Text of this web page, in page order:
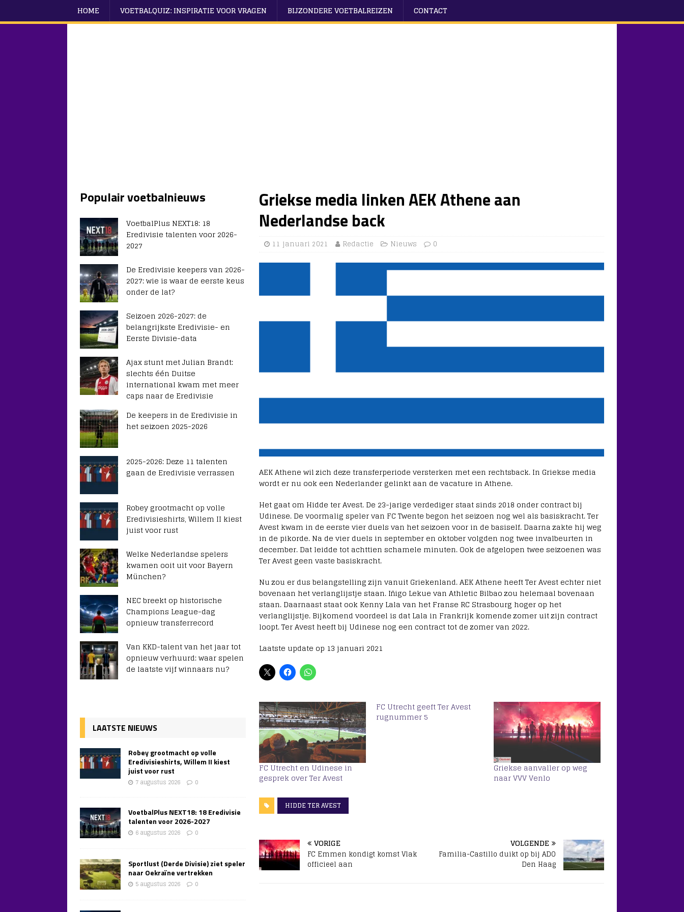
HOME VOETBALQUIZ: INSPIRATIE VOOR VRAGEN BIJZONDERE VOETBALREIZEN CONTACT
Griekse media linken AEK Athene aan
Nederlandse back
11 januari 2021 Redactie Nieuws 0
AEK Athene wil zich deze transferperiode versterken met een rechtsback. In Griekse media
wordt er nu ook een Nederlander gelinkt aan de vacature in Athene.
Het gaat om Hidde ter Avest. De 23-jarige verdediger staat sinds 2018 onder contract bij
Udinese. De voormalig speler van FC Twente begon het seizoen nog wel als basiskracht. Ter
Avest kwam in de eerste vier duels van het seizoen voor in de basiself. Daarna zakte hij weg
in de pikorde. Na de vier duels in september en oktober volgden nog twee invalbeurten in
december. Dat leidde tot achttien schamele minuten. Ook de afgelopen twee seizoenen was
Ter Avest geen vaste basiskracht.
Nu zou er dus belangstelling zijn vanuit Griekenland. AEK Athene heeft Ter Avest echter niet
bovenaan het verlanglijstje staan. Iñigo Lekue van Athletic Bilbao zou helemaal bovenaan
staan. Daarnaast staat ook Kenny Lala van het Franse RC Strasbourg hoger op het
verlanglijstje. Bijkomend voordeel is dat Lala in Frankrijk komende zomer uit zijn contract
loopt. Ter Avest heeft bij Udinese nog een contract tot de zomer van 2022.
Laatste update op 13 januari 2021
FC Utrecht en Udinese in
gesprek over Ter Avest
FC Utrecht geeft Ter Avest
rugnummer 5
Griekse aanvaller op weg
naar VVV Venlo
HIDDE TER AVEST
VORIGE
FC Emmen kondigt komst Vlak
officieel aan
VOLGENDE
Familia-Castillo duikt op bij ADO
Den Haag
Populair voetbalnieuws
VoetbalPlus NEXT18: 18
Eredivisie talenten voor 2026-
2027
De Eredivisie keepers van 2026-
2027: wie is waar de eerste keus
onder de lat?
Seizoen 2026-2027: de
belangrijkste Eredivisie- en
Eerste Divisie-data
Ajax stunt met Julian Brandt:
slechts één Duitse
international kwam met meer
caps naar de Eredivisie
De keepers in de Eredivisie in
het seizoen 2025-2026
2025-2026: Deze 11 talenten
gaan de Eredivisie verrassen
Robey grootmacht op volle
Eredivisieshirts, Willem II kiest
juist voor rust
Welke Nederlandse spelers
kwamen ooit uit voor Bayern
München?
NEC breekt op historische
Champions League-dag
opnieuw transferrecord
Van KKD-talent van het jaar tot
opnieuw verhuurd: waar spelen
de laatste vijf winnaars nu?
LAATSTE NIEUWS
Robey grootmacht op volle
Eredivisieshirts, Willem II kiest
juist voor rust
7 augustus 2026 0
VoetbalPlus NEXT18: 18 Eredivisie
talenten voor 2026-2027
6 augustus 2026 0
Sportlust (Derde Divisie) ziet speler
naar Oekraïne vertrekken
5 augustus 2026 0